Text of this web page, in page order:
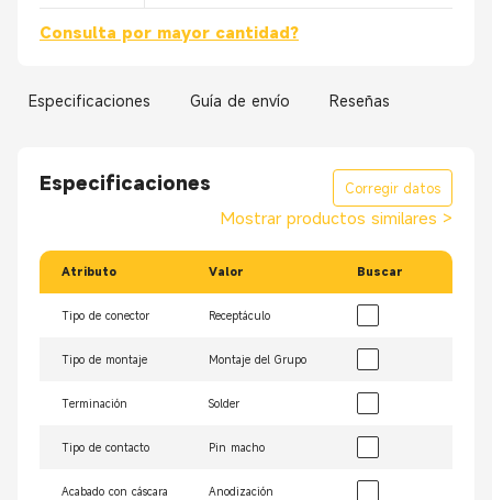
Consulta por mayor cantidad?
Especificaciones Guía de envío Reseñas
Especificaciones Corregir datos
Mostrar productos similares >
Atributo Valor Buscar
Tipo de conector Receptáculo
Tipo de montaje Montaje del Grupo
Terminación Solder
Tipo de contacto Pin macho
Acabado con cáscara Anodización